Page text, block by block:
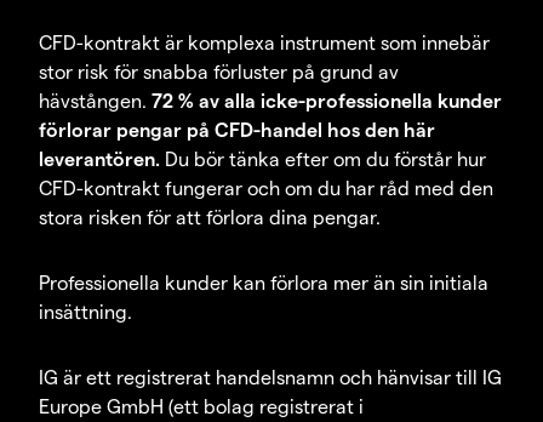
CFD-kontrakt är komplexa instrument som innebär
stor risk för snabba förluster på grund av
hävstången. 72 % av alla icke-professionella kunder
förlorar pengar på CFD-handel hos den här
leverantören. Du bör tänka efter om du förstår hur
CFD-kontrakt fungerar och om du har råd med den
stora risken för att förlora dina pengar.
Professionella kunder kan förlora mer än sin initiala
insättning.
IG är ett registrerat handelsnamn och hänvisar till IG
Europe GmbH (ett bolag registrerat i